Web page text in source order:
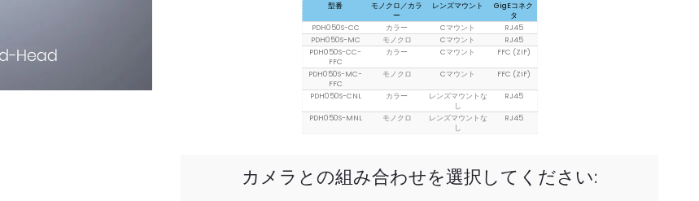
型番
モノクロ／カラ
ー
レンズマウント
GigEコネク
タ
PDH050S-CC
カラー Cマウント
RJ45
PDH050S-MC
モノクロ Cマウント
RJ45
PDH050S-CC-
FFC
カラー Cマウント FFC (ZIF)
PDH050S-MC-
FFC
モノクロ Cマウント FFC (ZIF)
PDH050S-CNL カラー
レンズマウントな
し
RJ45
PDH050S-MNL モノクロ
レンズマウントな
し
RJ45
カメラとの組み合わせを選択してください: